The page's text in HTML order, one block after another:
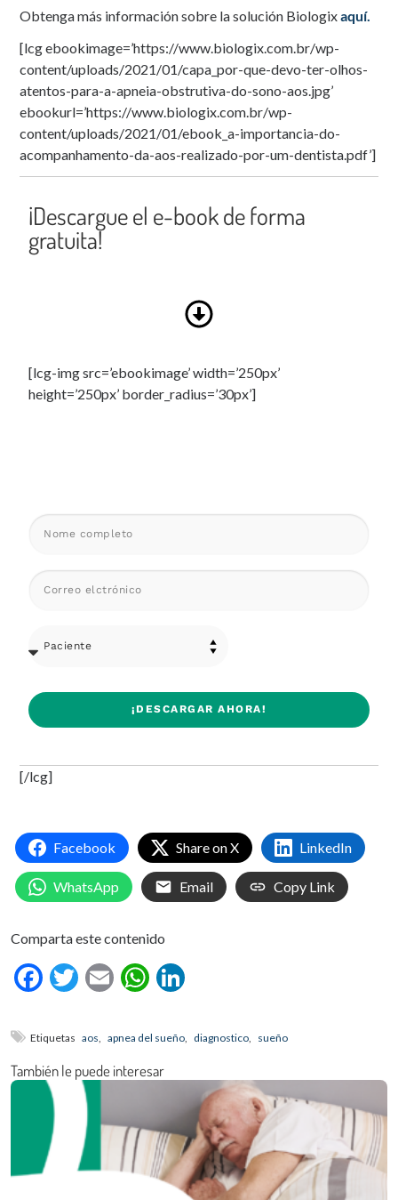
Obtenga más información sobre la solución Biologixaquí.
[lcg ebookimage=’https://www.biologix.com.br/wp-
content/uploads/2021/01/capa_por-que-devo-ter-olhos-
atentos-para-a-apneia-obstrutiva-do-sono-aos.jpg’
ebookurl=’https://www.biologix.com.br/wp-
content/uploads/2021/01/ebook_a-importancia-do-
acompanhamento-da-aos-realizado-por-um-dentista.pdf’]
¡Descargue el e-book de forma
gratuita!
[lcg-img src=’ebookimage’ width=’250px’
height=’250px’ border_radius=’30px’]
¡DESCARGAR AHORA!
[/lcg]
Facebook Share on X LinkedIn
WhatsApp Email Copy Link
Comparta este contenido
Facebook
Twitter
EmailWhatsApp
Etiquetas aos, apnea del sueño, diagnostico, sueño
También le puede interesar